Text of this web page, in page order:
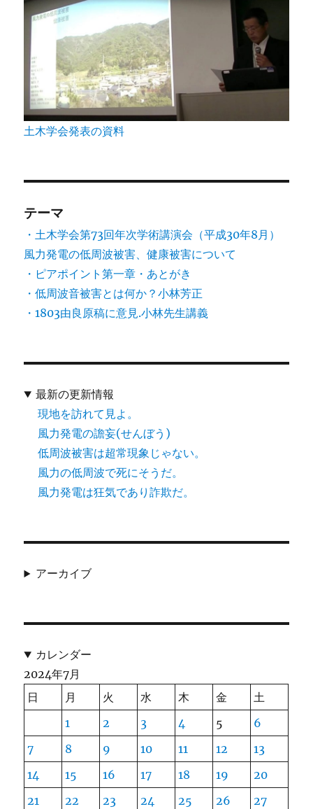
土木学会発表の資料
テーマ
・土木学会第73回年次学術講演会（平成30年8月）
風力発電の低周波被害、健康被害について
・ピアポイント第一章・あとがき
・低周波音被害とは何か？小林芳正
・1803由良原稿に意見.小林先生講義
最新の更新情報
現地を訪れて見よ。
風力発電の譫妄(せんぼう)
低周波被害は超常現象じゃない。
風力の低周波で死にそうだ。
風力発電は狂気であり詐欺だ。
アーカイブ
カレンダー
2024年7月
日
月 火 水 木 金
土
1
2 3 4 5
6
7
8 9 10 11 12
13
14
15 16 17 18 19
20
21
22 23 24 25 26
27